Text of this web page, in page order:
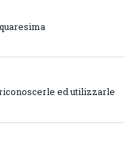
ed utilizzarle